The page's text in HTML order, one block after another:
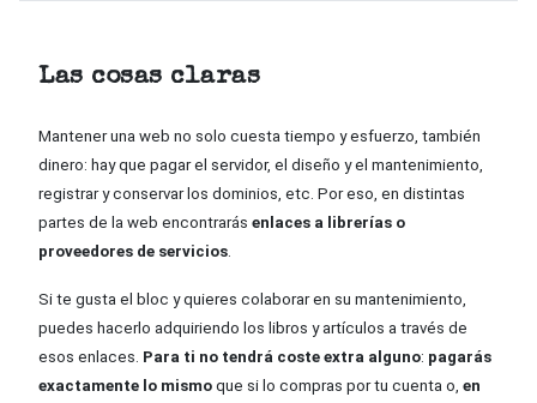
Las cosas claras
Mantener una web no solo cuesta tiempo y esfuerzo, también
dinero: hay que pagar el servidor, el diseño y el mantenimiento,
registrar y conservar los dominios, etc. Por eso, en distintas
partes de la web encontrarás enlaces a librerías o
proveedores de servicios.
Si te gusta el bloc y quieres colaborar en su mantenimiento,
puedes hacerlo adquiriendo los libros y artículos a través de
esos enlaces. Para ti no tendrá coste extra alguno: pagarás
exactamente lo mismo que si lo compras por tu cuenta o, en